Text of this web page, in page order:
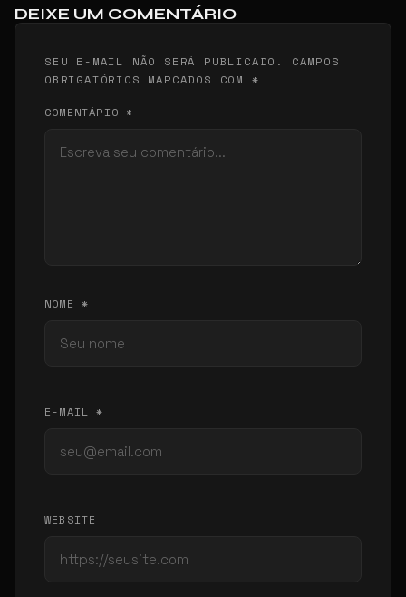
DEIXE UM COMENTÁRIO
SEU E-MAIL NÃO SERÁ PUBLICADO. CAMPOS
OBRIGATÓRIOS MARCADOS COM *
COMENTÁRIO *
NOME *
E-MAIL *
WEBSITE